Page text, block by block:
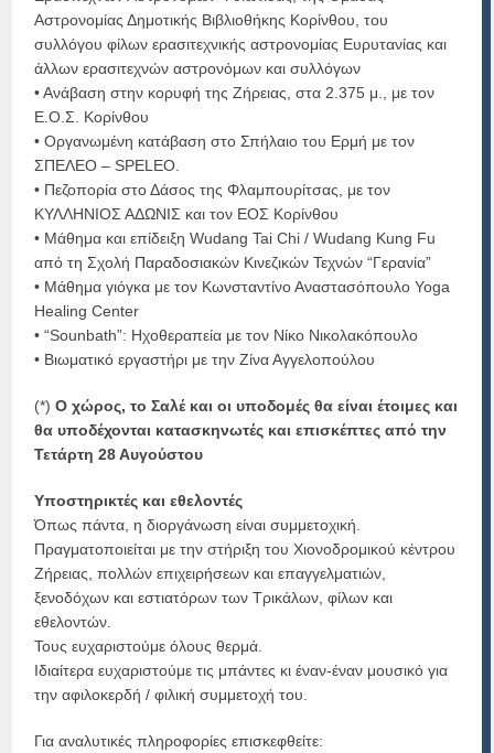
Αστρονομίας Δημοτικής Βιβλιοθήκης Κορίνθου, του
συλλόγου φίλων ερασιτεχνικής αστρονομίας Ευρυτανίας και
άλλων ερασιτεχνών αστρονόμων και συλλόγων
• Ανάβαση στην κορυφή της Ζήρειας, στα 2.375 μ., με τον
Ε.Ο.Σ. Κορίνθου
• Οργανωμένη κατάβαση στο Σπήλαιο του Ερμή με τον
ΣΠΕΛΕΟ – SPELEO.
• Πεζοπορία στο Δάσος της Φλαμπουρίτσας, με τον
ΚΥΛΛΗΝΙΟΣ ΑΔΩΝΙΣ και τον ΕΟΣ Κορίνθου
• Μάθημα και επίδειξη Wudang Tai Chi / Wudang Kung Fu
από τη Σχολή Παραδοσιακών Κινεζικών Τεχνών “Γερανία”
• Μάθημα γιόγκα με τον Κωνσταντίνο Αναστασόπουλο Yoga
Healing Center
• “Sounbath”: Ηχοθεραπεία με τον Νίκο Νικολακόπουλο
• Βιωματικό εργαστήρι με την Ζίνα Αγγελοπούλου
(*)Ο χώρος, το Σαλέ και οι υποδομές θα είναι έτοιμες και
θα υποδέχονται κατασκηνωτές και επισκέπτες από την
Τετάρτη 28 Αυγούστου
Υποστηρικτές και εθελοντές
Όπως πάντα, η διοργάνωση είναι συμμετοχική.
Πραγματοποιείται με την στήριξη του Χιονοδρομικού κέντρου
Ζήρειας, πολλών επιχειρήσεων και επαγγελματιών,
ξενοδόχων και εστιατόρων των Τρικάλων, φίλων και
εθελοντών.
Τους ευχαριστούμε όλους θερμά.
Ιδιαίτερα ευχαριστούμε τις μπάντες κι έναν-έναν μουσικό για
την αφιλοκερδή / φιλική συμμετοχή του.
Για αναλυτικές πληροφορίες επισκεφθείτε: